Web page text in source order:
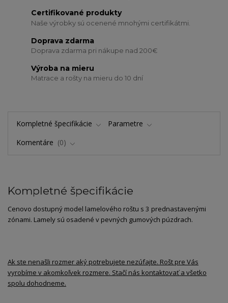
Certifikované produkty
Naše výrobky sú ocenené mnohými certifikátmi.
Doprava zdarma
Doprava zdarma pri nákupe nad 200€
Výroba na mieru
Matrace a rošty na mieru do 10 dní
Kompletné špecifikácie
Parametre
Komentáre
0
Kompletné špecifikácie
Cenovo dostupný model lamelového roštu s 3 prednastavenými
zónami. Lamely sú osadené v pevných gumových púzdrach.
Ak ste nenašli rozmer aký potrebujete nezúfajte. Rošt pre Vás
vyrobíme v akomkoľvek rozmere. Stačí nás kontaktovať a všetko
spolu dohodneme.